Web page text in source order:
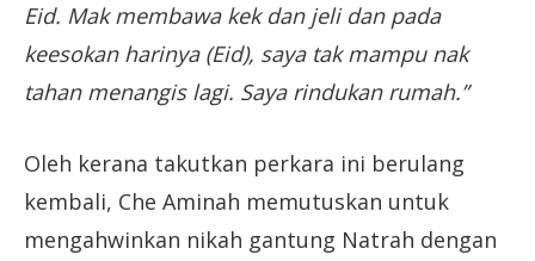
Eid. Mak membawa kek dan jeli dan pada
keesokan harinya (Eid), saya tak mampu nak
tahan menangis lagi. Saya rindukan rumah.”
Oleh kerana takutkan perkara ini berulang
kembali, Che Aminah memutuskan untuk
mengahwinkan nikah gantung Natrah dengan